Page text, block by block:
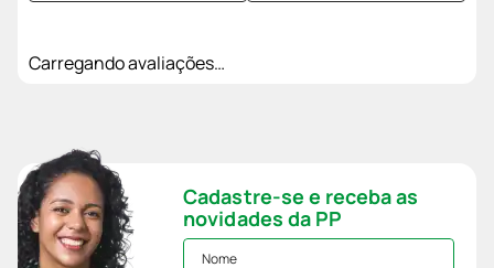
Carregando avaliações…
Cadastre-se e receba as
novidades da PP